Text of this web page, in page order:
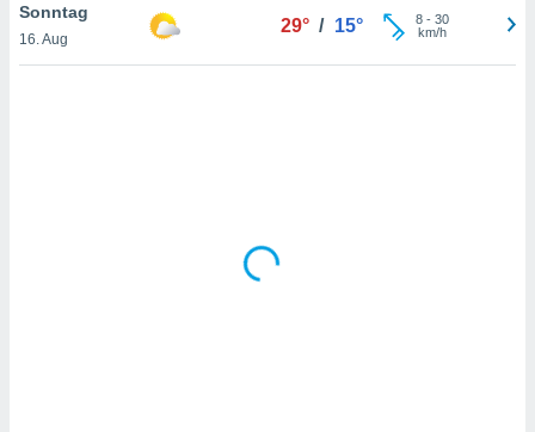
Sonntag
16. Aug
29° / 15° 8- 30
km/h